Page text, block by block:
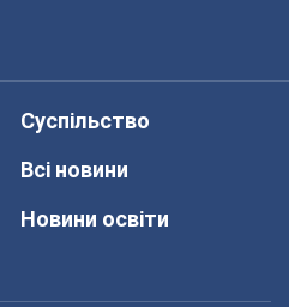
Суспільство
Всі новини
Новини освіти